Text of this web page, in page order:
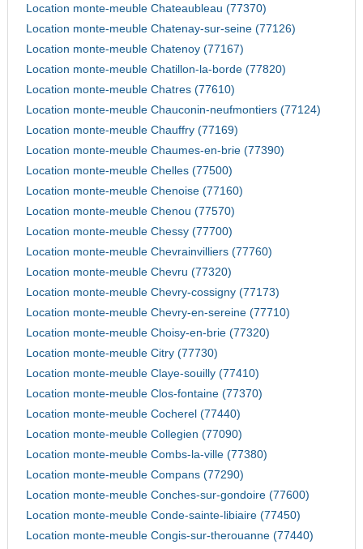
Location monte-meuble Chateaubleau (77370)
Location monte-meuble Chatenay-sur-seine (77126)
Location monte-meuble Chatenoy (77167)
Location monte-meuble Chatillon-la-borde (77820)
Location monte-meuble Chatres (77610)
Location monte-meuble Chauconin-neufmontiers (77124)
Location monte-meuble Chauffry (77169)
Location monte-meuble Chaumes-en-brie (77390)
Location monte-meuble Chelles (77500)
Location monte-meuble Chenoise (77160)
Location monte-meuble Chenou (77570)
Location monte-meuble Chessy (77700)
Location monte-meuble Chevrainvilliers (77760)
Location monte-meuble Chevru (77320)
Location monte-meuble Chevry-cossigny (77173)
Location monte-meuble Chevry-en-sereine (77710)
Location monte-meuble Choisy-en-brie (77320)
Location monte-meuble Citry (77730)
Location monte-meuble Claye-souilly (77410)
Location monte-meuble Clos-fontaine (77370)
Location monte-meuble Cocherel (77440)
Location monte-meuble Collegien (77090)
Location monte-meuble Combs-la-ville (77380)
Location monte-meuble Compans (77290)
Location monte-meuble Conches-sur-gondoire (77600)
Location monte-meuble Conde-sainte-libiaire (77450)
Location monte-meuble Congis-sur-therouanne (77440)